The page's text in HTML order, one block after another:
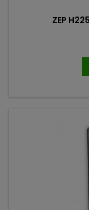
ZEP